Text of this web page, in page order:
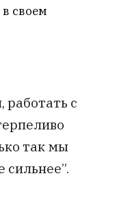
своем
работать с
так мы